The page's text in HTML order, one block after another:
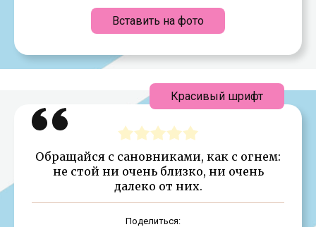
Вставить на фото
Обращайся с сановниками, как с огнем:
не стой ни очень близко, ни очень
далеко от них.
Поделиться:
Красивый шрифт